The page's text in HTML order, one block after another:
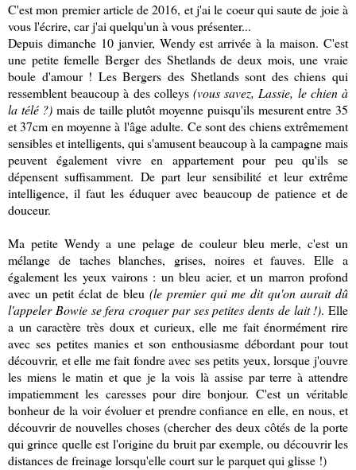
C'est mon premier article de 2016, et j'ai le coeur qui saute de joie à
vous l'écrire, car j'ai quelqu'un à vous présenter...
Depuis dimanche 10 janvier, Wendy est arrivée à la maison. C'est
une petite femelle Berger des Shetlands de deux mois, une vraie
boule d'amour ! Les Bergers des Shetlands sont des chiens qui
ressemblent beaucoup à des colleys (vous savez, Lassie, le chien à
la télé ?)mais de taille plutôt moyenne puisqu'ils mesurent entre 35
et 37cm en moyenne à l'âge adulte. Ce sont des chiens extrêmement
sensibles et intelligents, qui s'amusent beaucoup à la campagne mais
peuvent également vivre en appartement pour peu qu'ils se
dépensent suffisamment. De part leur sensibilité et leur extrême
intelligence, il faut les éduquer avec beaucoup de patience et de
douceur.
Ma petite Wendy a une pelage de couleur bleu merle, c'est un
mélange de taches blanches, grises, noires et fauves. Elle a
également les yeux vairons : un bleu acier, et un marron profond
avec un petit éclat de bleu (le premier qui me dit qu'on aurait dû
l'appeler Bowie se fera croquer par ses petites dents de lait !). Elle
a un caractère très doux et curieux, elle me fait énormément rire
avec ses petites manies et son enthousiasme débordant pour tout
découvrir, et elle me fait fondre avec ses petits yeux, lorsque j'ouvre
les miens le matin et que je la vois là assise par terre à attendre
impatiemment les caresses pour dire bonjour. C'est un véritable
bonheur de la voir évoluer et prendre confiance en elle, en nous, et
découvrir de nouvelles choses (chercher des deux côtés de la porte
qui grince quelle est l'origine du bruit par exemple, ou découvrir les
distances de freinage lorsqu'elle court sur le parquet qui glisse !)